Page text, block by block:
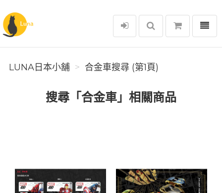
Luna日本小舖
選單
LUNA日本小舖 合金車搜尋 (第1頁)
搜尋「合金車」相關商品